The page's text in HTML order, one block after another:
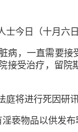
士今日（十月六
病，一直需要
接受治疗，留院
庭将进行死因研
亵物品以供发